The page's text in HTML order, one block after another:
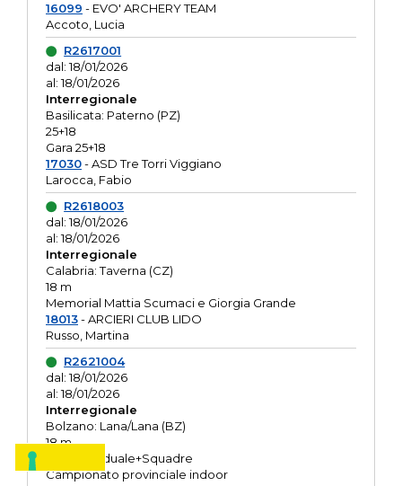
16099 - EVO' ARCHERY TEAM
Accoto, Lucia
R2617001
dal: 18/01/2026
al: 18/01/2026
Interregionale
Basilicata: Paterno (PZ)
25+18
Gara 25+18
17030- ASD Tre Torri Viggiano
Larocca, Fabio
R2618003
dal: 18/01/2026
al: 18/01/2026
Interregionale
Calabria: Taverna (CZ)
18 m
Memorial Mattia Scumaci e Giorgia Grande
18013- ARCIERI CLUB LIDO
Russo, Martina
R2621004
dal: 18/01/2026
al: 18/01/2026
Interregionale
Bolzano: Lana/Lana (BZ)
18 m
O.R. Individuale+Squadre
Campionato provinciale indoor